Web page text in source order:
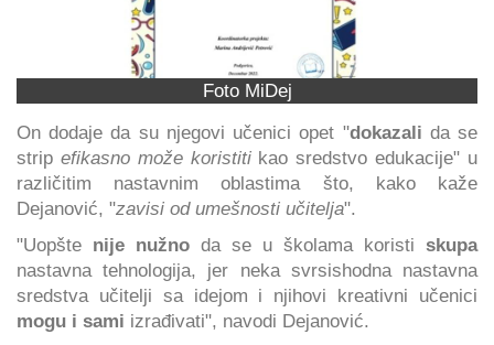
Foto MiDej
On dodaje da su njegovi učenici opet "dokazali da se
strip efikasno može koristiti kao sredstvo edukacije" u
različitim nastavnim oblastima što, kako kaže
Dejanović, "zavisi od umešnosti učitelja".
"Uopšte nije nužno da se u školama koristi skupa
nastavna tehnologija, jer neka svrsishodna nastavna
sredstva učitelji sa idejom i njihovi kreativni učenici
mogu i sami izrađivati", navodi Dejanović.